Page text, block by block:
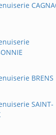
BRENS
SAINT-